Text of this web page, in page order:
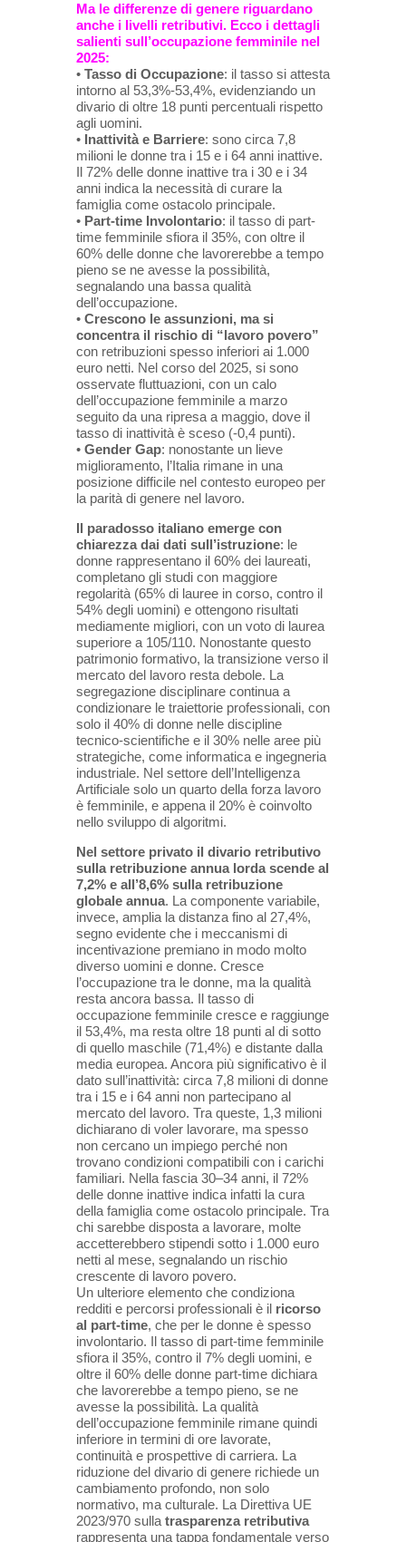
Ma le differenze di genere riguardano
anche i livelli retributivi. Ecco i dettagli
salienti sull’occupazione femminile nel
2025:
• Tasso di Occupazione: il tasso si attesta
intorno al 53,3%-53,4%, evidenziando un
divario di oltre 18 punti percentuali rispetto
agli uomini.
• Inattività e Barriere: sono circa 7,8
milioni le donne tra i 15 e i 64 anni inattive.
Il 72% delle donne inattive tra i 30 e i 34
anni indica la necessità di curare la
famiglia come ostacolo principale.
• Part-time Involontario: il tasso di part-
time femminile sfiora il 35%, con oltre il
60% delle donne che lavorerebbe a tempo
pieno se ne avesse la possibilità,
segnalando una bassa qualità
dell’occupazione.
• Crescono le assunzioni, ma si
concentra il rischio di “lavoro povero”
con retribuzioni spesso inferiori ai 1.000
euro netti. Nel corso del 2025, si sono
osservate fluttuazioni, con un calo
dell’occupazione femminile a marzo
seguito da una ripresa a maggio, dove il
tasso di inattività è sceso (-0,4 punti).
• Gender Gap: nonostante un lieve
miglioramento, l’Italia rimane in una
posizione difficile nel contesto europeo per
la parità di genere nel lavoro.
Il paradosso italiano emerge con
chiarezza dai dati sull’istruzione: le
donne rappresentano il 60% dei laureati,
completano gli studi con maggiore
regolarità (65% di lauree in corso, contro il
54% degli uomini) e ottengono risultati
mediamente migliori, con un voto di laurea
superiore a 105/110. Nonostante questo
patrimonio formativo, la transizione verso il
mercato del lavoro resta debole. La
segregazione disciplinare continua a
condizionare le traiettorie professionali, con
solo il 40% di donne nelle discipline
tecnico-scientifiche e il 30% nelle aree più
strategiche, come informatica e ingegneria
industriale. Nel settore dell’Intelligenza
Artificiale solo un quarto della forza lavoro
è femminile, e appena il 20% è coinvolto
nello sviluppo di algoritmi.
Nel settore privato il divario retributivo
sulla retribuzione annua lorda scende al
7,2% e all’8,6% sulla retribuzione
globale annua. La componente variabile,
invece, amplia la distanza fino al 27,4%,
segno evidente che i meccanismi di
incentivazione premiano in modo molto
diverso uomini e donne. Cresce
l’occupazione tra le donne, ma la qualità
resta ancora bassa. Il tasso di
occupazione femminile cresce e raggiunge
il 53,4%, ma resta oltre 18 punti al di sotto
di quello maschile (71,4%) e distante dalla
media europea. Ancora più significativo è il
dato sull’inattività: circa 7,8 milioni di donne
tra i 15 e i 64 anni non partecipano al
mercato del lavoro. Tra queste, 1,3 milioni
dichiarano di voler lavorare, ma spesso
non cercano un impiego perché non
trovano condizioni compatibili con i carichi
familiari. Nella fascia 30–34 anni, il 72%
delle donne inattive indica infatti la cura
della famiglia come ostacolo principale. Tra
chi sarebbe disposta a lavorare, molte
accetterebbero stipendi sotto i 1.000 euro
netti al mese, segnalando un rischio
crescente di lavoro povero.
Un ulteriore elemento che condiziona
redditi e percorsi professionali è il ricorso
al part-time, che per le donne è spesso
involontario. Il tasso di part-time femminile
sfiora il 35%, contro il 7% degli uomini, e
oltre il 60% delle donne part-time dichiara
che lavorerebbe a tempo pieno, se ne
avesse la possibilità. La qualità
dell’occupazione femminile rimane quindi
inferiore in termini di ore lavorate,
continuità e prospettive di carriera. La
riduzione del divario di genere richiede un
cambiamento profondo, non solo
normativo, ma culturale. La Direttiva UE
2023/970 sulla trasparenza retributiva
rappresenta una tappa fondamentale verso